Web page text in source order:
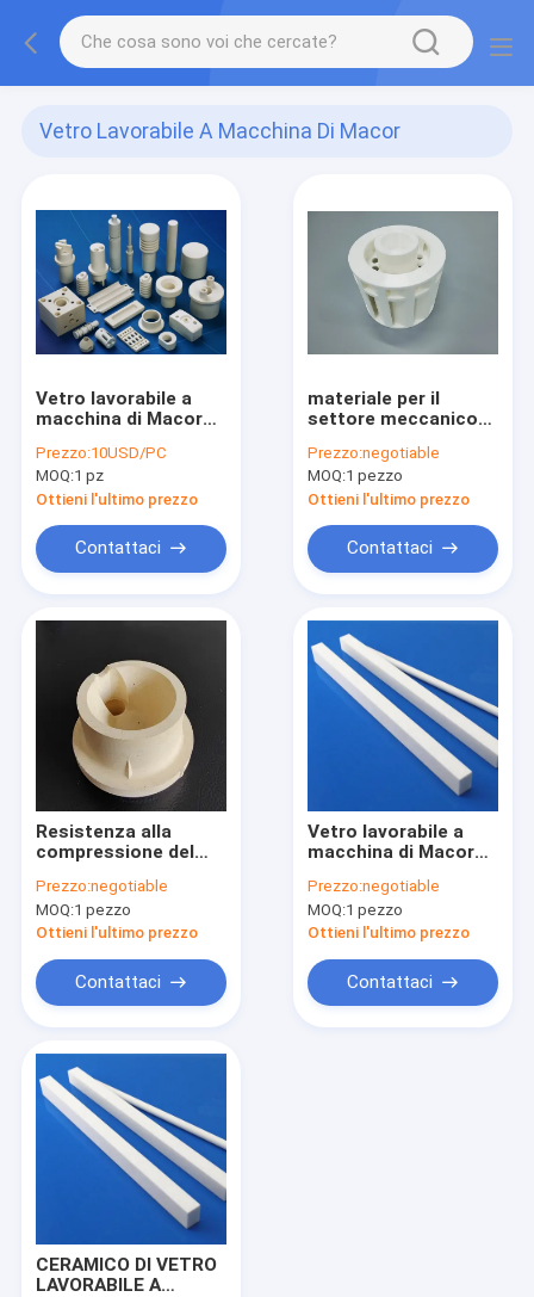
Vetro Lavorabile A Macchina Di Macor
(5)
Vetro lavorabile a
macchina di Macor
Prezzo:10USD/PC
MOQ:1 pz
Ottieni l'ultimo prezzo
Contattaci
materiale per il
settore meccanico
ceramico di vetro
lavorabile a
macchina di Macor
degli strumenti
metallurgici
Prezzo:negotiable
MOQ:1 pezzo
Ottieni l'ultimo prezzo
Contattaci
Resistenza alla
compressione del
ceramica di vetro
lavorabile a
macchina bianca
Macor
Prezzo:negotiable
MOQ:1 pezzo
Ottieni l'ultimo prezzo
Contattaci
Vetro lavorabile a
macchina di Macor
Prezzo:negotiable
MOQ:1 pezzo
Ottieni l'ultimo prezzo
Contattaci
CERAMICO DI VETRO
LAVORABILE A